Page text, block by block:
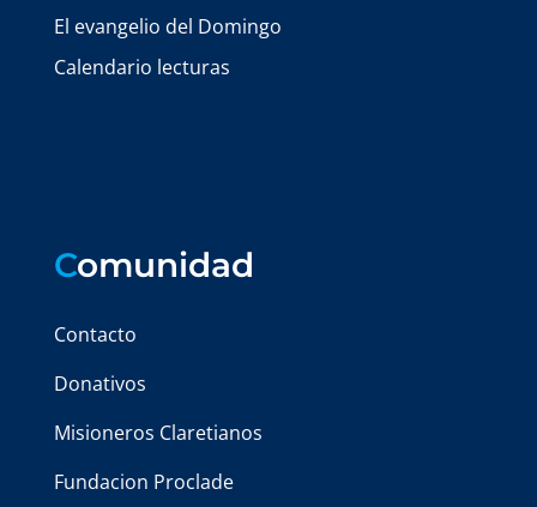
El evangelio del Domingo
Calendario lecturas
Comunidad
Contacto
Donativos
Misioneros Claretianos
Fundacion Proclade